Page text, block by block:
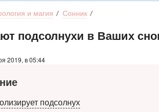
и магия Сонник
подсолнухи в Ваших
2019, в 05:44
подсолнух